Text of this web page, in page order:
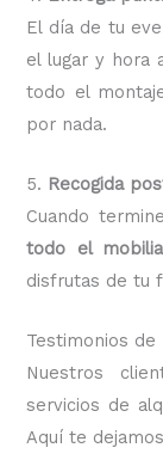
El día de tu
el lugar y hora
todo el
por nada.
5. Recogida
Cuando
todo el
disfrutas de tu
Testimonios
Nuestros
servicios de
Aquí te